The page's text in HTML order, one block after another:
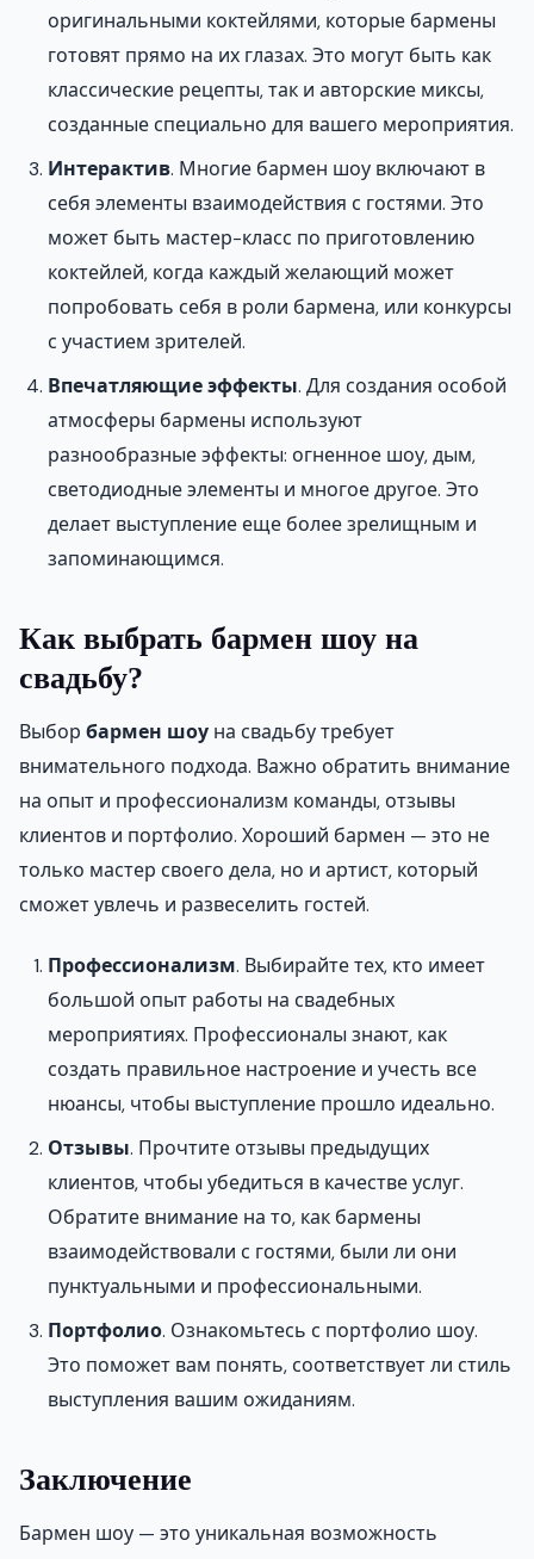
оригинальными коктейлями, которые бармены
готовят прямо на их глазах. Это могут быть как
классические рецепты, так и авторские миксы,
созданные специально для вашего мероприятия.
Интерактив. Многие бармен шоу включают в
себя элементы взаимодействия с гостями. Это
может быть мастер-класс по приготовлению
коктейлей, когда каждый желающий может
попробовать себя в роли бармена, или конкурсы
с участием зрителей.
Впечатляющие эффекты. Для создания особой
атмосферы бармены используют
разнообразные эффекты: огненное шоу, дым,
светодиодные элементы и многое другое. Это
делает выступление еще более зрелищным и
запоминающимся.
Как выбрать бармен шоу на
свадьбу?
Выбор бармен шоу на свадьбу требует
внимательного подхода. Важно обратить внимание
на опыт и профессионализм команды, отзывы
клиентов и портфолио. Хороший бармен — это не
только мастер своего дела, но и артист, который
сможет увлечь и развеселить гостей.
Профессионализм. Выбирайте тех, кто имеет
большой опыт работы на свадебных
мероприятиях. Профессионалы знают, как
создать правильное настроение и учесть все
нюансы, чтобы выступление прошло идеально.
Отзывы. Прочтите отзывы предыдущих
клиентов, чтобы убедиться в качестве услуг.
Обратите внимание на то, как бармены
взаимодействовали с гостями, были ли они
пунктуальными и профессиональными.
Портфолио. Ознакомьтесь с портфолио шоу.
Это поможет вам понять, соответствует ли стиль
выступления вашим ожиданиям.
Заключение
Бармен шоу — это уникальная возможность